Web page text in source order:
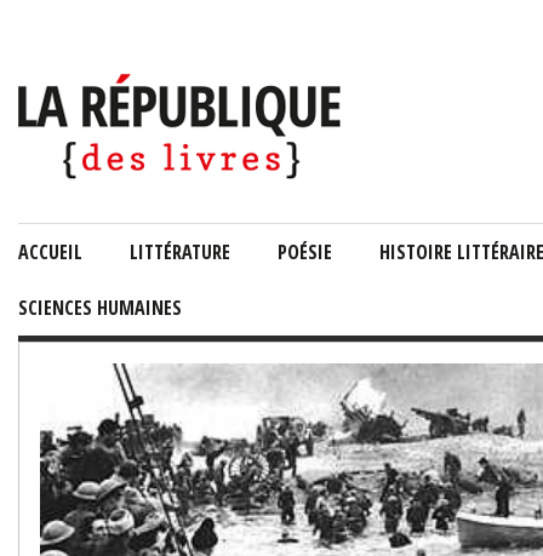
ACCUEIL LITTÉRATURE POÉSIE HISTOIRE LITTÉRAIRE
SCIENCES HUMAINES